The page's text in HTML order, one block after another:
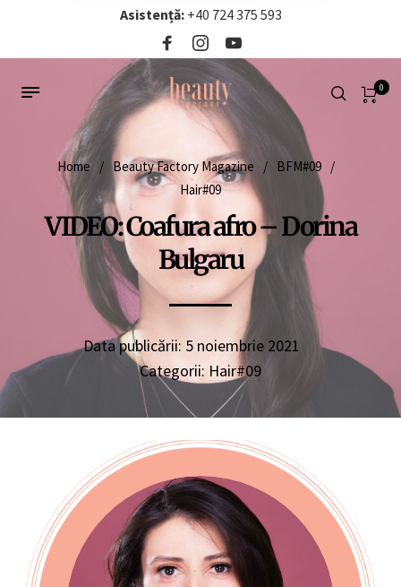
Asistență: +40 724 375 593‬
0
Home / Beauty Factory Magazine / BFM#09 /
Hair#09
VIDEO: Coafura afro – Dorina
Bulgaru
Data publicării: 5 noiembrie 2021
Categorii: Hair#09